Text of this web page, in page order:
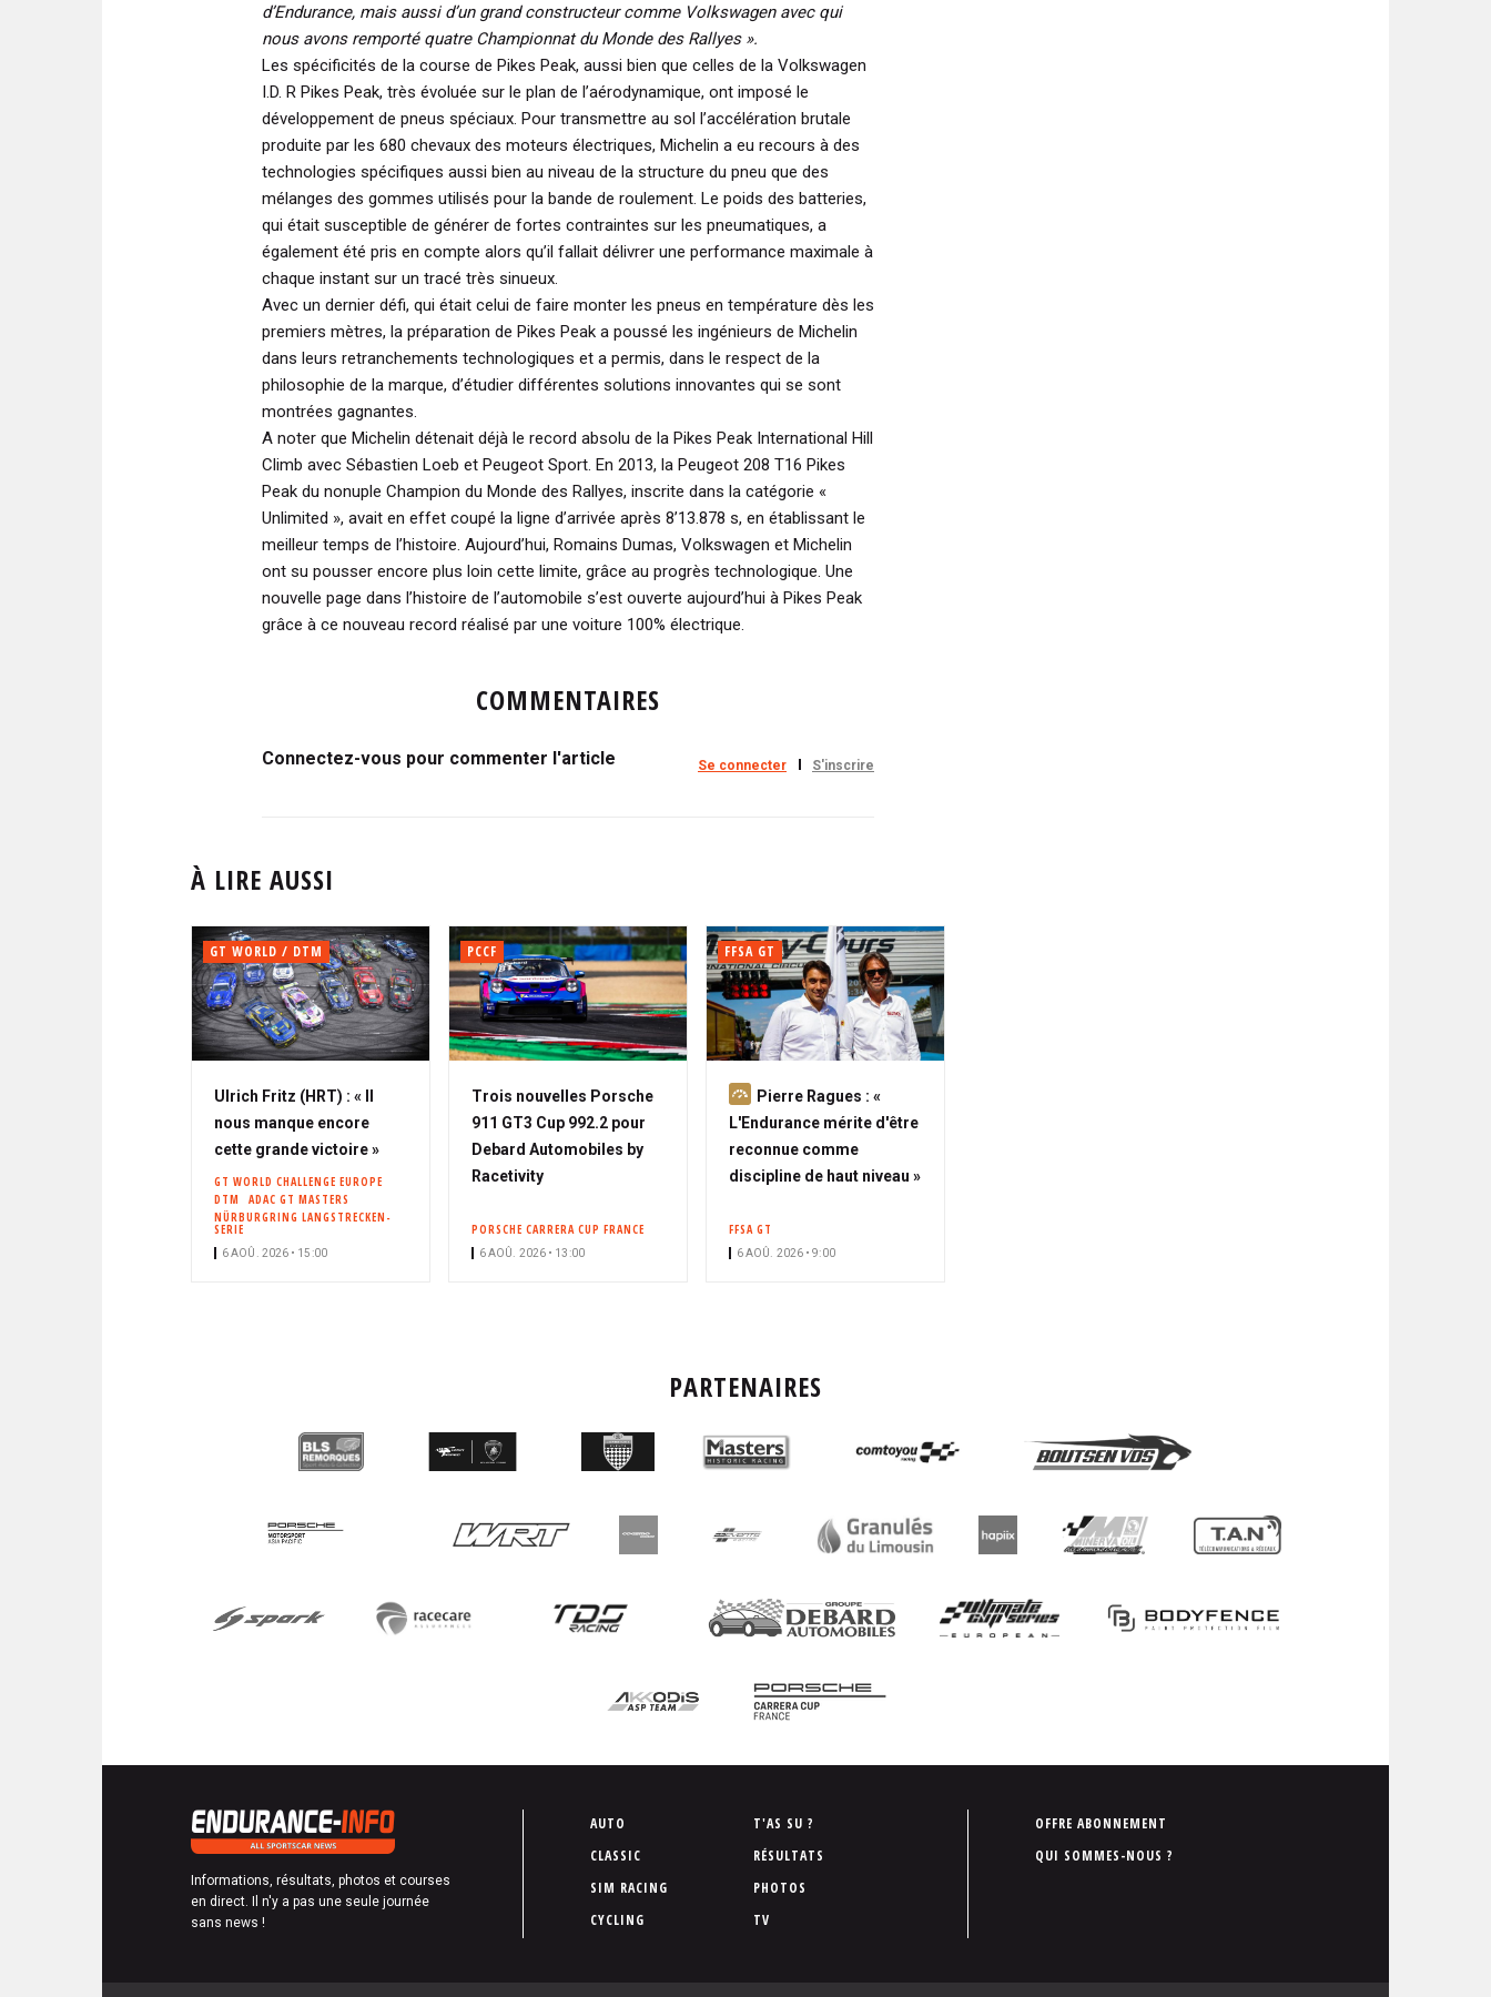
d’Endurance, mais aussi d’un grand constructeur comme Volkswagen avec qui
nous avons remporté quatre Championnat du Monde des Rallyes ».
Les spécificités de la course de Pikes Peak, aussi bien que celles de la Volkswagen
I.D. R Pikes Peak, très évoluée sur le plan de l’aérodynamique, ont imposé le
développement de pneus spéciaux. Pour transmettre au sol l’accélération brutale
produite par les 680 chevaux des moteurs électriques, Michelin a eu recours à des
technologies spécifiques aussi bien au niveau de la structure du pneu que des
mélanges des gommes utilisés pour la bande de roulement. Le poids des batteries,
qui était susceptible de générer de fortes contraintes sur les pneumatiques, a
également été pris en compte alors qu’il fallait délivrer une performance maximale à
chaque instant sur un tracé très sinueux.
Avec un dernier défi, qui était celui de faire monter les pneus en température dès les
premiers mètres, la préparation de Pikes Peak a poussé les ingénieurs de Michelin
dans leurs retranchements technologiques et a permis, dans le respect de la
philosophie de la marque, d’étudier différentes solutions innovantes qui se sont
montrées gagnantes.
A noter que Michelin détenait déjà le record absolu de la Pikes Peak International Hill
Climb avec Sébastien Loeb et Peugeot Sport. En 2013, la Peugeot 208 T16 Pikes
Peak du nonuple Champion du Monde des Rallyes, inscrite dans la catégorie «
Unlimited », avait en effet coupé la ligne d’arrivée après 8’13.878 s, en établissant le
meilleur temps de l’histoire. Aujourd’hui, Romains Dumas, Volkswagen et Michelin
ont su pousser encore plus loin cette limite, grâce au progrès technologique. Une
nouvelle page dans l’histoire de l’automobile s’est ouverte aujourd’hui à Pikes Peak
grâce à ce nouveau record réalisé par une voiture 100% électrique.
COMMENTAIRES
Connectez-vous pour commenter l'article Se connecter S'inscrire
À LIRE AUSSI
GT WORLD / DTM
Ulrich Fritz (HRT) : « Il
nous manque encore
cette grande victoire »
GT WORLD CHALLENGE EUROPE
DTM
ADAC GT MASTERS
NÜRBURGRING LANGSTRECKEN-
SERIE
6 AOÛ. 2026 • 15:00
PCCF
Trois nouvelles Porsche
911 GT3 Cup 992.2 pour
Debard Automobiles by
Racetivity
PORSCHE CARRERA CUP FRANCE
6 AOÛ. 2026 • 13:00
FFSA GT
A
b
o
n
é
Pierre Ragues : «
L'Endurance mérite d'être
reconnue comme
discipline de haut niveau »
FFSA GT
6 AOÛ. 2026 • 9:00
PARTENAIRES
Informations, résultats, photos et courses
en direct. Il n'y a pas une seule journée
sans news !
P
i
d
p
AUTO
CLASSIC
SIM RACING
CYCLING
T'AS SU ?
RÉSULTATS
PHOTOS
TV
P
i
p
OFFRE ABONNEMENT
QUI SOMMES-NOUS ?